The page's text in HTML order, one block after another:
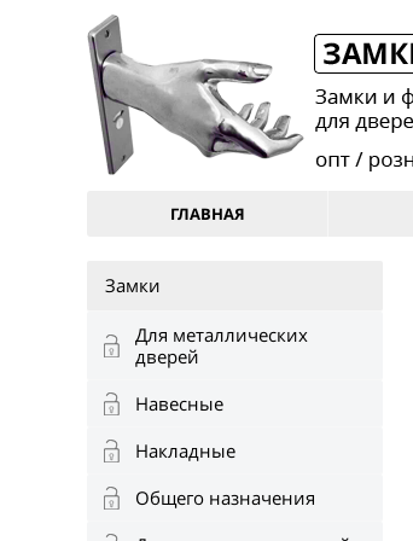
ГЛАВНАЯ
Замки
Для металлических
дверей
Навесные
Накладные
Общего назначения